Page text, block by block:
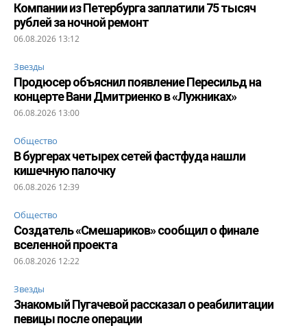
Компании из Петербурга заплатили 75 тысяч
рублей за ночной ремонт
06.08.2026 13:12
Звезды
Продюсер объяснил появление Пересильд на
концерте Вани Дмитриенко в «Лужниках»
06.08.2026 13:00
Общество
В бургерах четырех сетей фастфуда нашли
кишечную палочку
06.08.2026 12:39
Общество
Создатель «Смешариков» сообщил о финале
вселенной проекта
06.08.2026 12:22
Звезды
Знакомый Пугачевой рассказал о реабилитации
певицы после операции